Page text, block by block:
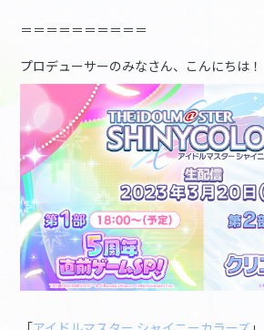
＝＝＝＝＝＝＝＝＝＝
プロデューサーのみなさん、こんにちは！